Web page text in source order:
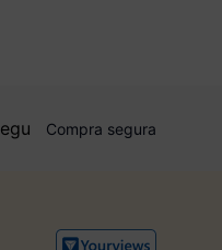
Compra segura